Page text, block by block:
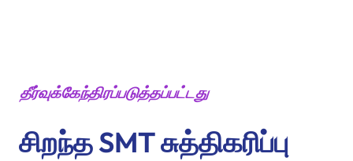
தீர்வுக்கேந்திரப்படுத்தப்பட்டது
சிறந்த SMT சுத்திகரிப்பு